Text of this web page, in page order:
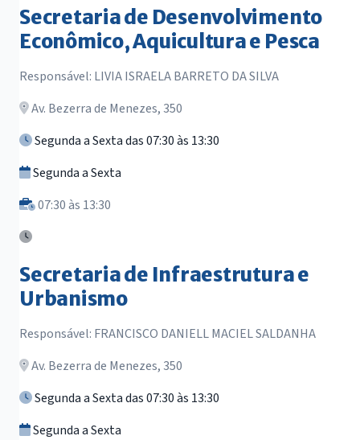
Secretaria de Desenvolvimento
Econômico, Aquicultura e Pesca
Responsável: LIVIA ISRAELA BARRETO DA SILVA
Av. Bezerra de Menezes, 350
Segunda a Sexta das 07:30 às 13:30
Segunda a Sexta
07:30 às 13:30
Secretaria de Infraestrutura e
Urbanismo
Responsável: FRANCISCO DANIELL MACIEL SALDANHA
Av. Bezerra de Menezes, 350
Segunda a Sexta das 07:30 às 13:30
Segunda a Sexta